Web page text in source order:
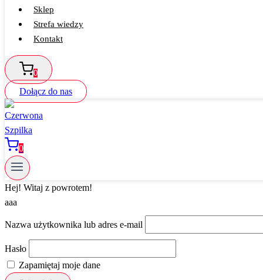
Sklep
Strefa wiedzy
Kontakt
0
Dołącz do nas
0
Hej! Witaj z powrotem!
aaa
Nazwa użytkownika lub adres e-mail
Hasło
Zapamiętaj moje dane